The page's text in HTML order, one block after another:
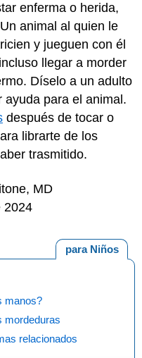
enferma o herida,
animal al quien le
y jueguen con él
llegar a morder
Díselo a un adulto
ayuda para el animal.
después de tocar o
librarte de los
trasmitido.
MD
2024
para Niños
manos?
mordeduras
relacionados